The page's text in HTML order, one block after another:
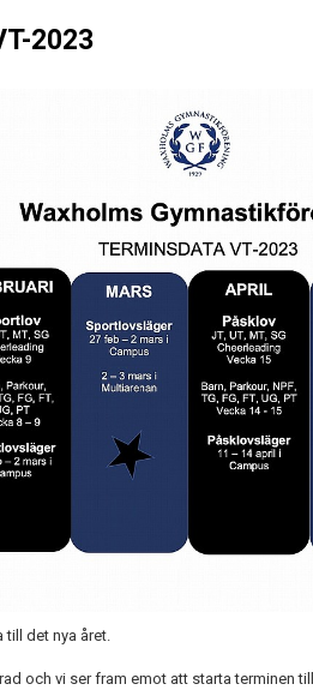
2023
till det nya året.
och vi ser fram emot att starta terminen